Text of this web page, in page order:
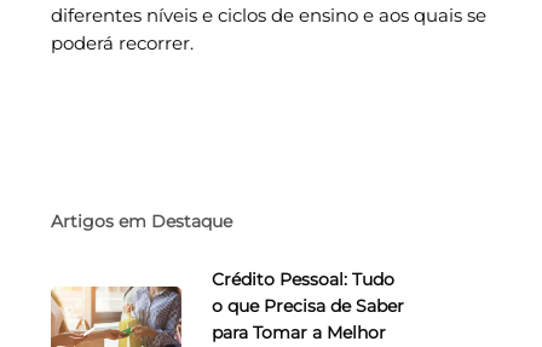
diferentes níveis e ciclos de ensino e aos quais se
poderá recorrer.
Artigos em Destaque
Crédito Pessoal: Tudo
o que Precisa de Saber
para Tomar a Melhor